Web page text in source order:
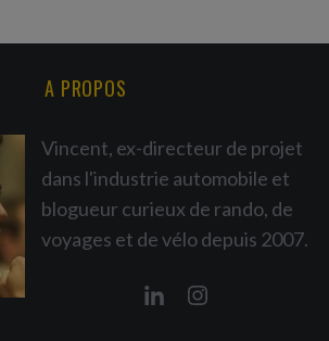
A PROPOS
Vincent, ex-directeur de projet
dans l'industrie automobile et
blogueur curieux de rando, de
voyages et de vélo depuis 2007.